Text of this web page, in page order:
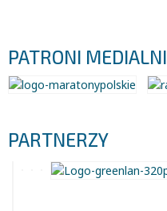
PATRONI MEDIALNI
PARTNERZY